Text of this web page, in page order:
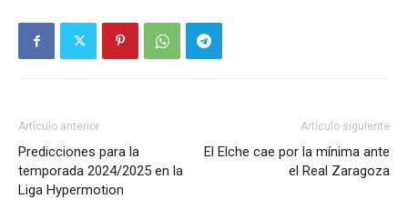
Artículo anterior
Predicciones para la
temporada 2024/2025 en la
Liga Hypermotion
Artículo siguiente
El Elche cae por la mínima ante
el Real Zaragoza